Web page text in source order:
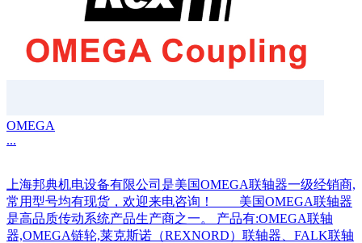
OMEGA
...
上海邦典机电设备有限公司是美国OMEGA联轴器一级经销商,
常用型号均有现货，欢迎来电咨询！ 美国OMEGA联轴器
是高品质传动系统产品生产商之一。 产品有:OMEGA联轴
器,OMEGA链轮,莱克斯诺（REXNORD）联轴器、FALK联轴